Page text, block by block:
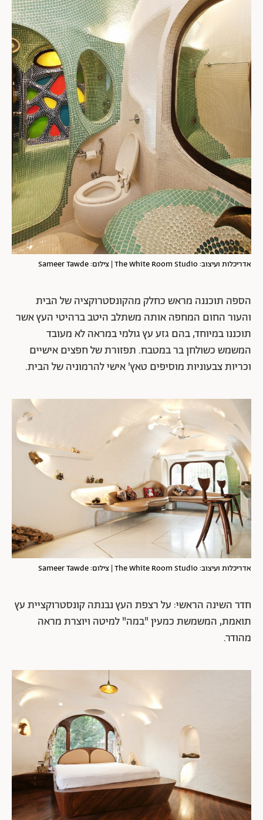
אדריכלות ועיצוב: The White Room Studio | צילום: Sameer Tawde
הספה תוכננה מראש כחלק מהקונסטרוקציה של הבית
והעור החום המחפה אותה משתלב היטב ברהיטי העץ אשר
תוכננו במיוחד, בהם גזע עץ גולמי במראה לא מעובד
המשמש כשולחן בר במטבח. תפזורת של חפצים אישיים
וכריות צבעוניות מוסיפים טאץ' אישי להרמוניה של הבית.
אדריכלות ועיצוב: The White Room Studio | צילום: Sameer Tawde
חדר השינה הראשי: על רצפת העץ נבנתה קונסטרוקציית עץ
תואמת, המשמשת כמעין "במה" למיטה ויוצרת מראה
מהודר.